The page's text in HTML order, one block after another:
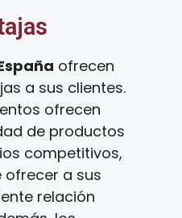
ofrecen
a sus clientes.
ofrecen
de productos
competitivos,
ofrecer a sus
relación